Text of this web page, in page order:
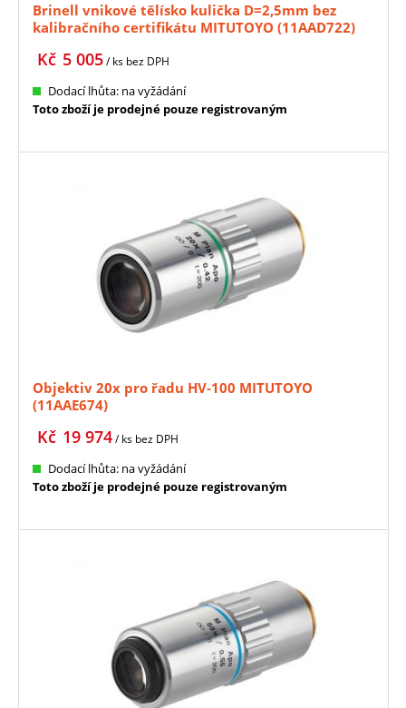
Brinell vnikové tělísko kulička D=2,5mm bez
kalibračního certifikátu MITUTOYO (11AAD722)
5 005
Kč / ks bez DPH
Dodací lhůta: na vyžádání
Toto zboží je prodejné pouze registrovaným
Objektiv 20x pro řadu HV-100 MITUTOYO
(11AAE674)
19 974
Kč / ks bez DPH
Dodací lhůta: na vyžádání
Toto zboží je prodejné pouze registrovaným